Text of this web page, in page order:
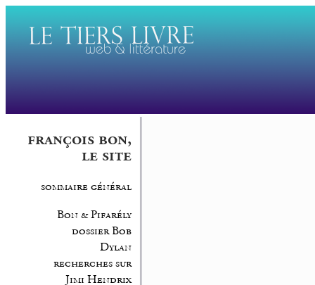
françois bon,
le site
sommaire général
Bon & Pifarély
dossier Bob
Dylan
recherches sur
Jimi Hendrix